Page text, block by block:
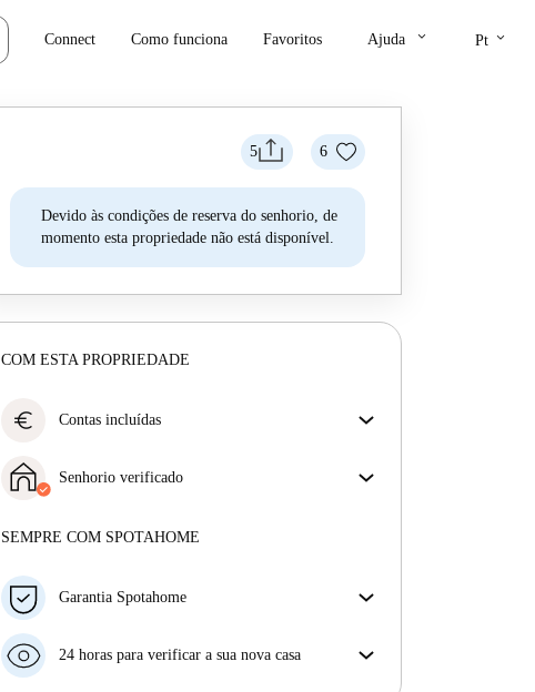
Connect Como funciona Favoritos Ajuda keyboard_arrow_down Pt keyboard_arrow_down
5 6
Devido às condições de reserva do senhorio, de
momento esta propriedade não está disponível.
COM ESTA PROPRIEDADE
euro Contas incluídas
incluídas. A renda e as contas estão todas incluídas
para uma experiência sem preocupações
Senhorio verificado
Mais sobre este senhorio
SEMPRE COM SPOTAHOME
Garantia Spotahome
antecedência, nós iremos A) pagar um hotel e ajudá-
24 horas para verificar a sua nova casa